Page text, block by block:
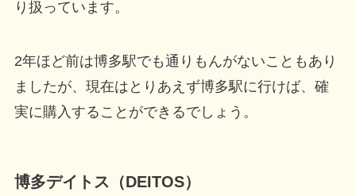
り扱っています。
2年ほど前は博多駅でも通りもんがないこともあり
ましたが、現在はとりあえず博多駅に行けば、確
実に購入することができるでしょう。
博多デイトス（DEITOS）